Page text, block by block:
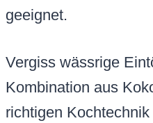
geeignet.
Vergiss wässrige
Kombination aus
richtigen